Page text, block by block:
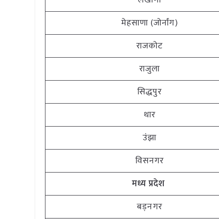
मेहसाणा (जोर्नांग)
राजकोट
राजुला
सिद्धपुर
थार
उंझा
विसनगर
मध्य प्रदेश
बड़नगर